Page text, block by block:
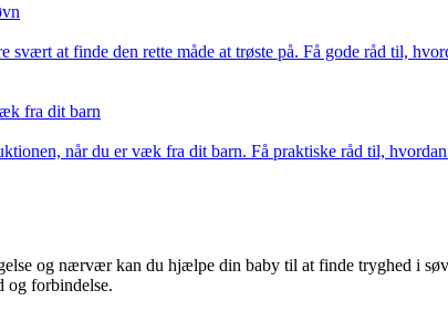
at finde den rette måde at trøste på. Få gode råd til,
fra dit barn
når du er væk fra dit barn. Få praktiske råd til,
og nærvær kan du hjælpe din baby til at finde tryghed i
og forbindelse.